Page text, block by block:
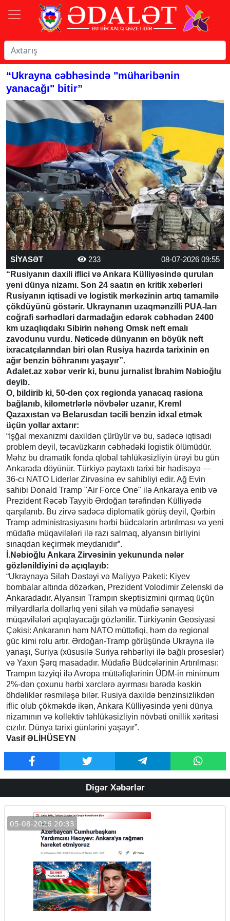
“Ukrayna cəbhəsində "müharibənin
yanacağı" bitir”
SİYASƏT 233
08-07-2026 09:55
“Rusiyanın daxili iflici və Ankara Külliyəsində qurulan
yeni dünya nizamı. Son 24 saatın ən kritik xəbərləri
Rusiyanın iqtisadi və logistik mərkəzinin artıq tamamilə
çökdüyünü göstərir. Ukraynanın uzaqmənzilli PUA-ları
coğrafi sərhədləri darmadağın edərək cəbhədən 2400
km uzaqlıqdakı Sibirin nəhəng Omsk neft emalı
zavodunu vurdu. Nəticədə dünyanın ən böyük neft
ixracatçılarından biri olan Rusiya hazırda tarixinin ən
ağır benzin böhranını yaşayır”.
Adalet.az xəbər verir ki, bunu jurnalist İbrahim Nəbioğlu
deyib.
O, bildirib ki, 50-dən çox regionda yanacaq rasiona
bağlanıb, kilometrlərlə növbələr uzanır, Kreml
Qazaxıstan və Belarusdan təcili benzin idxal etmək
üçün yollar axtarır:
“İşğal mexanizmi daxildən çürüyür və bu, sadəcə iqtisadi
problem deyil, təcavüzkarın cəbhədəki logistik ölümüdür.
Məhz bu dramatik fonda qlobal təhlükəsizliyin ürəyi bu gün
Ankarada döyünür. Türkiyə paytaxtı tarixi bir hadisəyə —
36-cı NATO Liderlər Zirvəsinə ev sahibliyi edir. Ağ Evin
sahibi Donald Tramp "Air Force One" ilə Ankaraya enib və
Prezident Rəcəb Tayyib Ərdoğan tərəfindən Külliyədə
qarşılanıb. Bu zirvə sadəcə diplomatik görüş deyil, Qərbin
Tramp administrasiyasını hərbi büdcələrin artırılması və yeni
müdafiə müqavilələri ilə razı salmaq, alyansın birliyini
sınaqdan keçirmək meydanıdır”.
İ.Nəbioğlu Ankara Zirvəsinin yekununda nələr
gözlənildiyini də açıqlayıb:
“Ukraynaya Silah Dəstəyi və Maliyyə Paketi: Kiyev
bombalar altında dözərkən, Prezident Volodimir Zelenski də
Ankaradadır. Alyansın Trampın skeptisizmini qırmaq üçün
milyardlarla dollarlıq yeni silah və müdafiə sənayesi
müqavilələri açıqlayacağı gözlənilir. Türkiyənin Geosiyasi
Çəkisi: Ankaranın həm NATO müttəfiqi, həm də regional
güc kimi rolu artır. Ərdoğan-Tramp görüşündə Ukrayna ilə
yanaşı, Suriya (xüsusilə Suriya rəhbərliyi ilə bağlı proseslər)
və Yaxın Şərq masadadır. Müdafiə Büdcələrinin Artırılması:
Trampın təzyiqi ilə Avropa müttəfiqlərinin ÜDM-in minimum
2%-dən çoxunu hərbi xərclərə ayırması barədə kəskin
öhdəliklər rəsmiləşə bilər. Rusiya daxildə benzinsizlikdən
iflic olub çökməkdə ikən, Ankara Külliyəsində yeni dünya
nizamının və kollektiv təhlükəsizliyin növbəti onillik xəritəsi
cızılır. Dünya tarixi günlərini yaşayır”.
Vasif ƏLİHÜSEYN
Digər Xəbərlər
05-08-2026 20:33